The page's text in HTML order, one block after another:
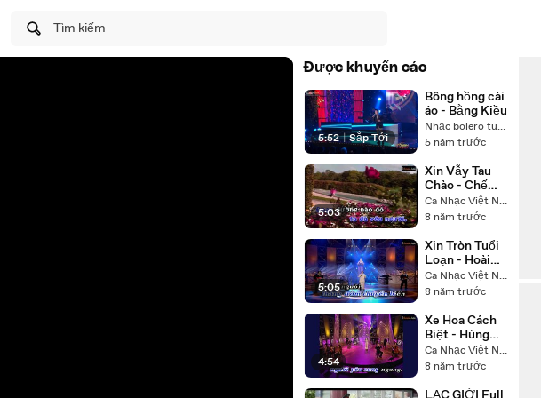
Tìm kiếm
Được khuyến cáo
5:52 | Sắp Tới
Bông hồng cài
áo - Bằng Kiều
Nhạc bolero tuyển trọn
5 năm trước
5:03
Xin Vẫy Tau
Chào - Chế
Linh
Ca Nhạc Việt Nam
8 năm trước
5:05
Xin Tròn Tuổi
Loạn - Hoài
Linh Trường
Vũ
Ca Nhạc Việt Nam
8 năm trước
4:54
Xe Hoa Cách
Biệt - Hùng
Linh Hoàng
Lan
Ca Nhạc Việt Nam
8 năm trước